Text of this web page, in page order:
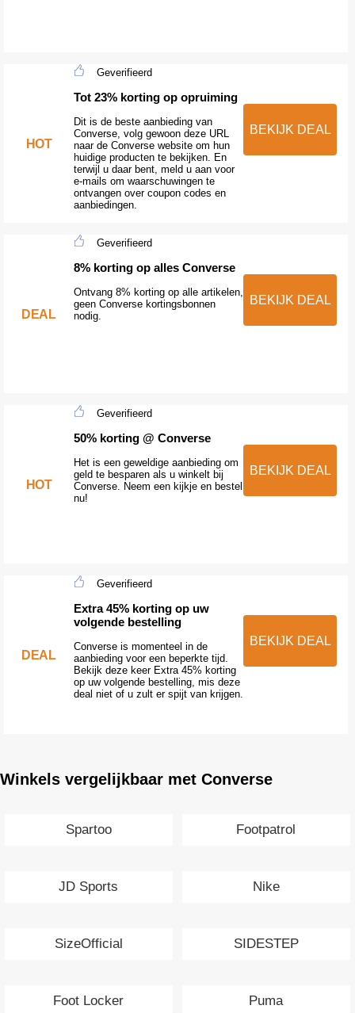
HOT
Geverifieerd
Tot 23% korting op opruiming
Dit is de beste aanbieding van
Converse, volg gewoon deze URL
naar de Converse website om hun
huidige producten te bekijken. En
terwijl u daar bent, meld u aan voor
e-mails om waarschuwingen te
ontvangen over coupon codes en
aanbiedingen.
BEKIJK DEAL
DEAL
Geverifieerd
8% korting op alles Converse
Ontvang 8% korting op alle artikelen,
geen Converse kortingsbonnen
nodig.
BEKIJK DEAL
HOT
Geverifieerd
50% korting @ Converse
Het is een geweldige aanbieding om
geld te besparen als u winkelt bij
Converse. Neem een kijkje en bestel
nu!
BEKIJK DEAL
DEAL
Geverifieerd
Extra 45% korting op uw
volgende bestelling
Converse is momenteel in de
aanbieding voor een beperkte tijd.
Bekijk deze keer Extra 45% korting
op uw volgende bestelling, mis deze
deal niet of u zult er spijt van krijgen.
BEKIJK DEAL
Winkels vergelijkbaar met Converse
Spartoo Footpatrol
JD Sports Nike
SizeOfficial SIDESTEP
Foot Locker Puma